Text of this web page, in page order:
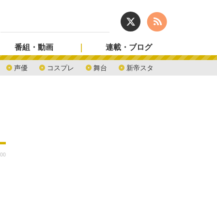
声優 コスプレ 舞台 新帝スタ
番組・動画 連載・ブログ